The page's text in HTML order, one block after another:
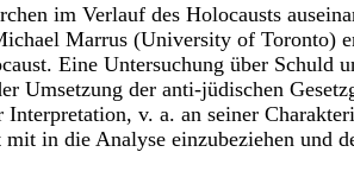
im Verlauf des Holocausts
Marrus (University of Toronto)
Eine Untersuchung über
Umsetzung der anti-jüdischen
v. a. an seiner
in die Analyse einzubeziehen und